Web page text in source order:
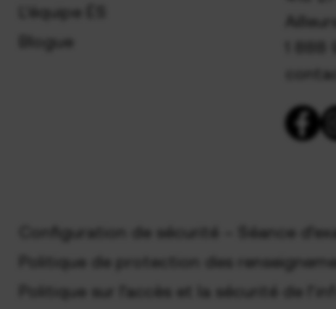
L’équipe ÉS
Blogue
Configuration de sécurité – Séance
Politique de protection des
Politique sur l’accès et la sécurité de